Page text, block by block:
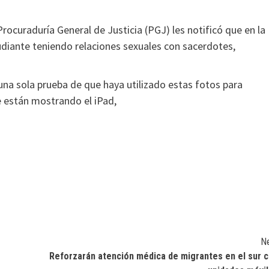
General de Justicia (PGJ) les notificó que en la
teniendo relaciones sexuales con sacerdotes,
sola prueba de que haya utilizado estas fotos para
están mostrando el iPad,
Reforzarán atención médica de migrantes en el sur